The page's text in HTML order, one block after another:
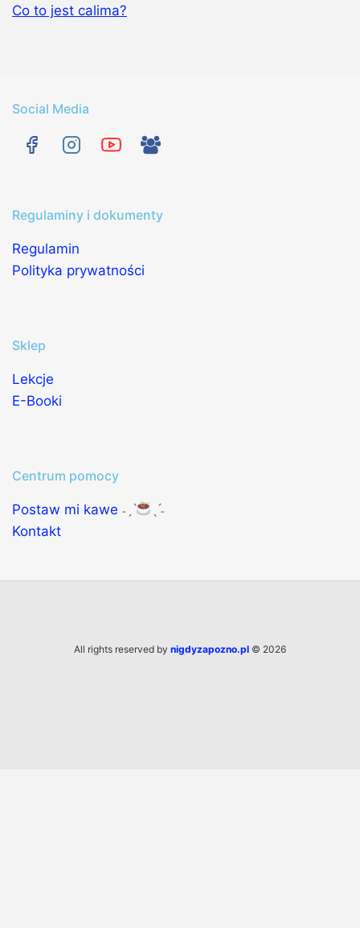
Co to jest calima?
Social Media
Regulaminy i dokumenty
Regulamin
Polityka prywatności
Sklep
Lekcje
E-Booki
Centrum pomocy
Postaw mi kawe ˗ˏˋ
ˎˊ˗
Kontakt
All rights reserved by nigdyzapozno.pl © 2026